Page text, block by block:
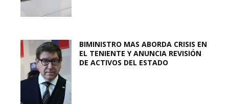
BIMINISTRO MAS ABORDA CRISIS EN
EL TENIENTE Y ANUNCIA REVISIÓN
DE ACTIVOS DEL ESTADO